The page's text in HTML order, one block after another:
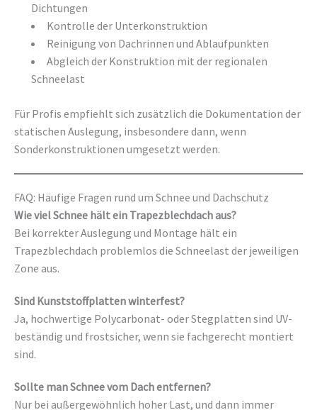
Dichtungen
Kontrolle der Unterkonstruktion
Reinigung von Dachrinnen und Ablaufpunkten
Abgleich der Konstruktion mit der regionalen
Schneelast
Für Profis empfiehlt sich zusätzlich die Dokumentation der
statischen Auslegung, insbesondere dann, wenn
Sonderkonstruktionen umgesetzt werden.
FAQ: Häufige Fragen rund um Schnee und Dachschutz
Wie viel Schnee hält ein Trapezblechdach aus?
Bei korrekter Auslegung und Montage hält ein
Trapezblechdach problemlos die Schneelast der jeweiligen
Zone aus.
Sind Kunststoffplatten winterfest?
Ja, hochwertige Polycarbonat- oder Stegplatten sind UV-
beständig und frostsicher, wenn sie fachgerecht montiert
sind.
Sollte man Schnee vom Dach entfernen?
Nur bei außergewöhnlich hoher Last, und dann immer